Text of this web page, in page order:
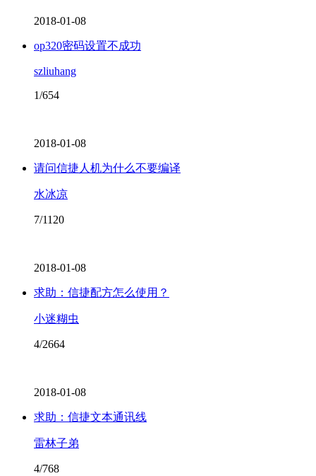
2018-01-08
op320密码设置不成功
szliuhang
1/654
2018-01-08
请问信捷人机为什么不要编译
水冰凉
7/1120
2018-01-08
求助：信捷配方怎么使用？
小迷糊虫
4/2664
2018-01-08
求助：信捷文本通讯线
雷林子弟
4/768